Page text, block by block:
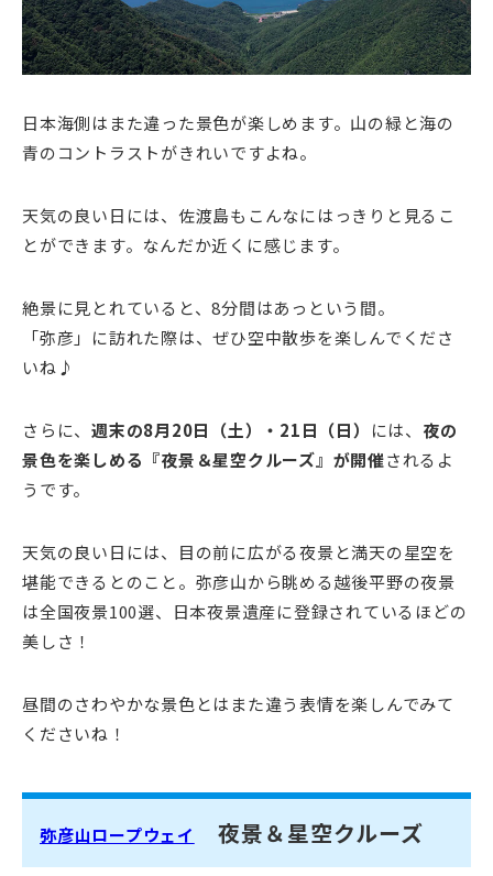
日本海側はまた違った景色が楽しめます。山の緑と海の
青のコントラストがきれいですよね。
天気の良い日には、佐渡島もこんなにはっきりと見るこ
とができます。なんだか近くに感じます。
絶景に見とれていると、8分間はあっという間。
「弥彦」に訪れた際は、ぜひ空中散歩を楽しんでくださ
いね♪
さらに、 週末の8月20日（土）・21日（日） には、 夜の
景色を楽しめる『夜景＆星空クルーズ』が開催されるよ
うです。
天気の良い日には、目の前に広がる夜景と満天の星空を
堪能できるとのこと。弥彦山から眺める越後平野の夜景
は全国夜景100選、日本夜景遺産に登録されているほどの
美しさ！
昼間のさわやかな景色とはまた違う表情を楽しんでみて
くださいね！
弥彦山ロープウェイ 夜景＆星空クルーズ